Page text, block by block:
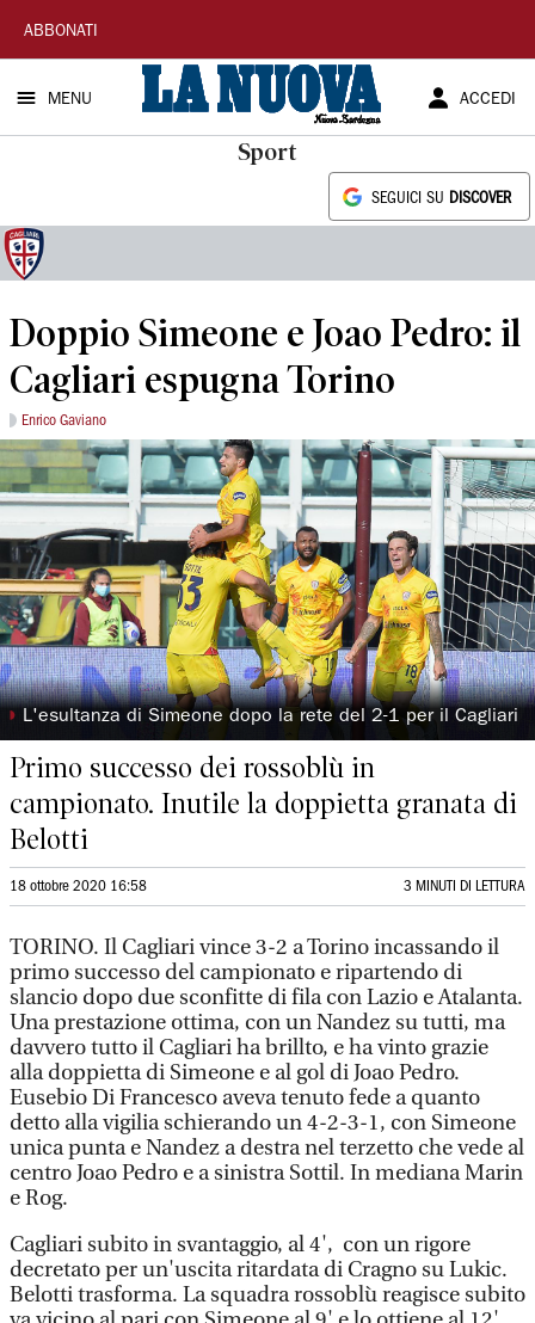
La
Nuova
Sardegna
ABBONATI
MENU ACCEDI
Sport
SEGUICI SU DISCOVER
Doppio Simeone e Joao Pedro: il
Cagliari espugna Torino
Enrico Gaviano
◗ L'esultanza di Simeone dopo la rete del 2-1 per il Cagliari
Primo successo dei rossoblù in
campionato. Inutile la doppietta granata di
Belotti
18 ottobre 2020 16:58 3 MINUTI DI LETTURA
TORINO. Il Cagliari vince 3-2 a Torino incassando il
primo successo del campionato e ripartendo di
slancio dopo due sconfitte di fila con Lazio e Atalanta.
Una prestazione ottima, con un Nandez su tutti, ma
davvero tutto il Cagliari ha brillto, e ha vinto grazie
alla doppietta di Simeone e al gol di Joao Pedro.
Eusebio Di Francesco aveva tenuto fede a quanto
detto alla vigilia schierando un 4-2-3-1, con Simeone
unica punta e Nandez a destra nel terzetto che vede al
centro Joao Pedro e a sinistra Sottil. In mediana Marin
e Rog.
Cagliari subito in svantaggio, al 4', con un rigore
decretato per un'uscita ritardata di Cragno su Lukic.
Belotti trasforma. La squadra rossoblù reagisce subito